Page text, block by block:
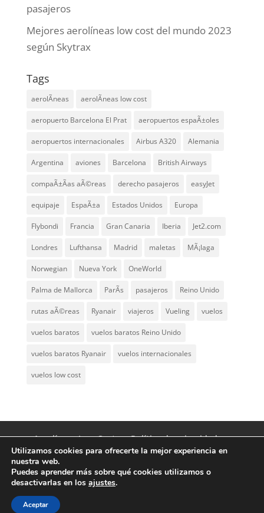
pasajeros
Mejores aerolíneas low cost del mundo 2023
según Skytrax
Tags
aerolÃ­neas aerolÃ­neas low cost
aeropuerto Barcelona El Prat aeropuertos espaÃ±oles
aeropuertos internacionales Airbus A320 Alemania
Argentina aviones Barcelona British Airways
compaÃ±Ã­as aÃ©reas derecho pasajeros easyJet
equipaje EspaÃ±a Estados Unidos Europa
Flybondi Francia Gran Canaria Iberia Jet2.com
Londres Lufthansa Madrid maletas MÃ¡laga
Norwegian Nueva York OneWorld
Palma de Mallorca ParÃ­s pasajeros Reino Unido
rutas aÃ©reas Ryanair viajeros Vueling vuelos
vuelos baratos vuelos baratos Reino Unido
vuelos baratos Ryanair vuelos internacionales
vuelos low cost
Aerolíneas Low Cost
Política de privacidad
Aviso Legal
Contacto
© Aerolíneas Low Cost 2007 - 2024 | Vuelos
baratos y aerolíneas low cost worldwide
Utilizamos cookies para ofrecerte la mejor experiencia en
nuestra web.
Puedes aprender más sobre qué cookies utilizamos o
desactivarlas en los ajustes.
Aceptar